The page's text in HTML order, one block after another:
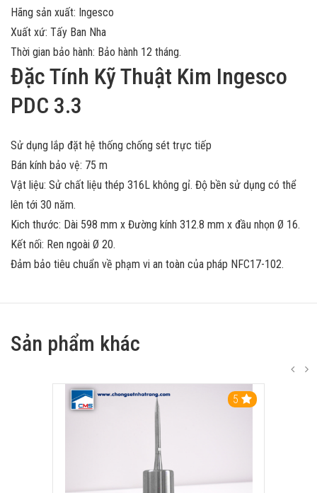
Hãng sản xuất: Ingesco
Xuất xứ: Tấy Ban Nha
Thời gian bảo hành: Bảo hành 12 tháng.
Đặc Tính Kỹ Thuật Kim Ingesco
PDC 3.3
Sử dụng lắp đặt hệ thống chống sét trực tiếp
Bán kính bảo vệ: 75 m
Vật liệu: Sử chất liệu thép 316L không gỉ. Độ bền sử dụng có thể
lên tới 30 năm.
Kich thước: Dài 598 mm x Đường kính 312.8 mm x đầu nhọn Ø 16.
Kết nối: Ren ngoài Ø 20.
Đảm bảo tiêu chuẩn về phạm vi an toàn của pháp NFC17-102.
Sản phẩm khác
5